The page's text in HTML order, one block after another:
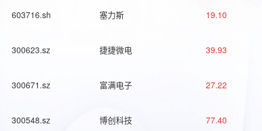
603716.sh 塞力斯 19.10
300623.sz 捷捷微电 39.93
300671.sz 富满电子 27.22
300548.sz 博创科技 77.40